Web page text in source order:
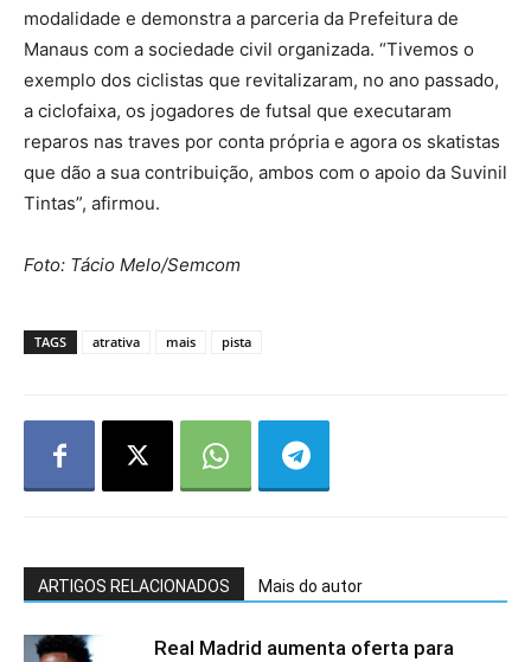
modalidade e demonstra a parceria da Prefeitura de
Manaus com a sociedade civil organizada. “Tivemos o
exemplo dos ciclistas que revitalizaram, no ano passado,
a ciclofaixa, os jogadores de futsal que executaram
reparos nas traves por conta própria e agora os skatistas
que dão a sua contribuição, ambos com o apoio da Suvinil
Tintas”, afirmou.
Foto: Tácio Melo/Semcom
TAGS atrativa mais pista
ARTIGOS RELACIONADOS Mais do autor
Real Madrid aumenta oferta para